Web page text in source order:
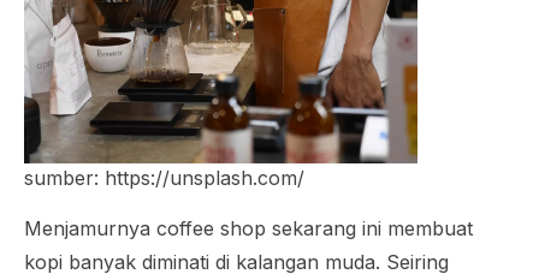
sumber: https://unsplash.com/
Menjamurnya coffee shop sekarang ini membuat
kopi banyak diminati di kalangan muda. Seiring